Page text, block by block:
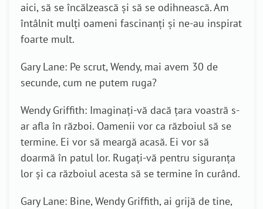
aici, să se încălzească și să se odihnească. Am
întâlnit mulți oameni fascinanți și ne-au inspirat
foarte mult.
Gary Lane: Pe scrut, Wendy, mai avem 30 de
secunde, cum ne putem ruga?
Wendy Griffith: Imaginați-vă dacă țara voastră s-
ar afla în război. Oamenii vor ca războiul să se
termine. Ei vor să meargă acasă. Ei vor să
doarmă în patul lor. Rugați-vă pentru siguranța
lor și ca războiul acesta să se termine în curând.
Gary Lane: Bine, Wendy Griffith, ai grijă de tine,